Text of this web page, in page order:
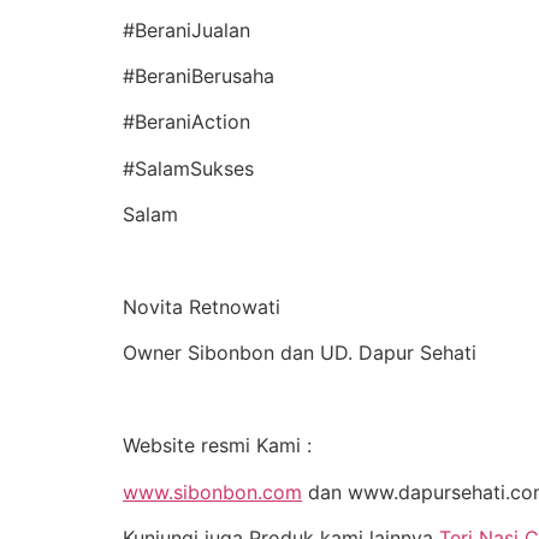
#BeraniJualan
#BeraniBerusaha
#BeraniAction
#SalamSukses
Salam
Novita Retnowati
Owner Sibonbon dan UD. Dapur Sehati
Website resmi Kami :
www.sibonbon.com dan